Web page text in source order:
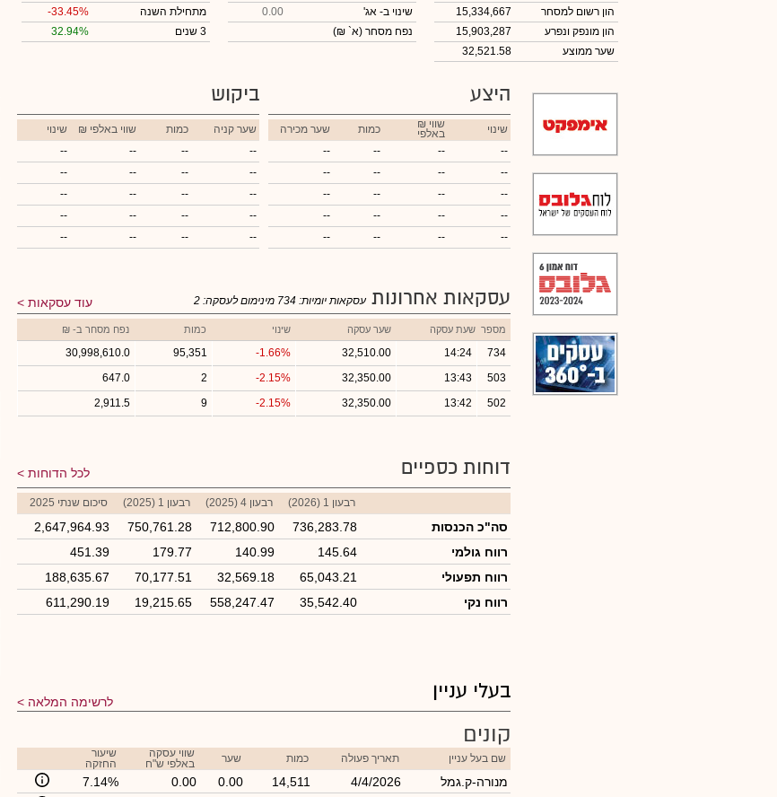
הון רשום למסחר
15,334,667
הון מונפק ונפרע
15,903,287
שער ממוצע
32,521.58
שינוי ב- אג'
0.00
נפח מסחר (א` ₪)
מתחילת השנה
-33.45%
3 שנים
32.94%
היצע
שינוי ₪ שווי
באלפי כמות
שער מכירה
--
--
--
--
--
--
--
--
--
--
--
--
--
--
--
--
--
--
--
--
ביקוש
שער קניה כמות ₪ שווי באלפי
שינוי
--
--
--
--
--
--
--
--
--
--
--
--
--
--
--
--
--
--
--
--
עסקאות אחרונות עוד עסקאות עסקאות יומיות: 734 מינימום לעסקה: 2
מספר שעת עסקה שער עסקה שינוי כמות נפח מסחר ב- ₪
734
14:24
32,510.00
-1.66%
95,351
30,998,610.0
503
13:43
32,350.00
-2.15%
2
647.0
502
13:42
32,350.00
-2.15%
9
2,911.5
דוחות כספיים לכל הדוחות
רבעון 1 (2026) רבעון 4 (2025) רבעון 1 (2025) סיכום שנתי 2025
סה"כ הכנסות 736,283.78
712,800.90
750,761.28
2,647,964.93
רווח גולמי
145.64
140.99
179.77
451.39
רווח תפעולי
65,043.21
32,569.18
70,177.51
188,635.67
רווח נקי
35,542.40
558,247.47
19,215.65
611,290.19
בעלי עניין לרשימה המלאה
קונים
שם בעל עניין תאריך פעולה כמות שער
שווי עסקה
באלפי ש"ח
שיעור
החזקה
מנורה-ק.גמל 4/4/2026
14,511
0.00
0.00
7.14%